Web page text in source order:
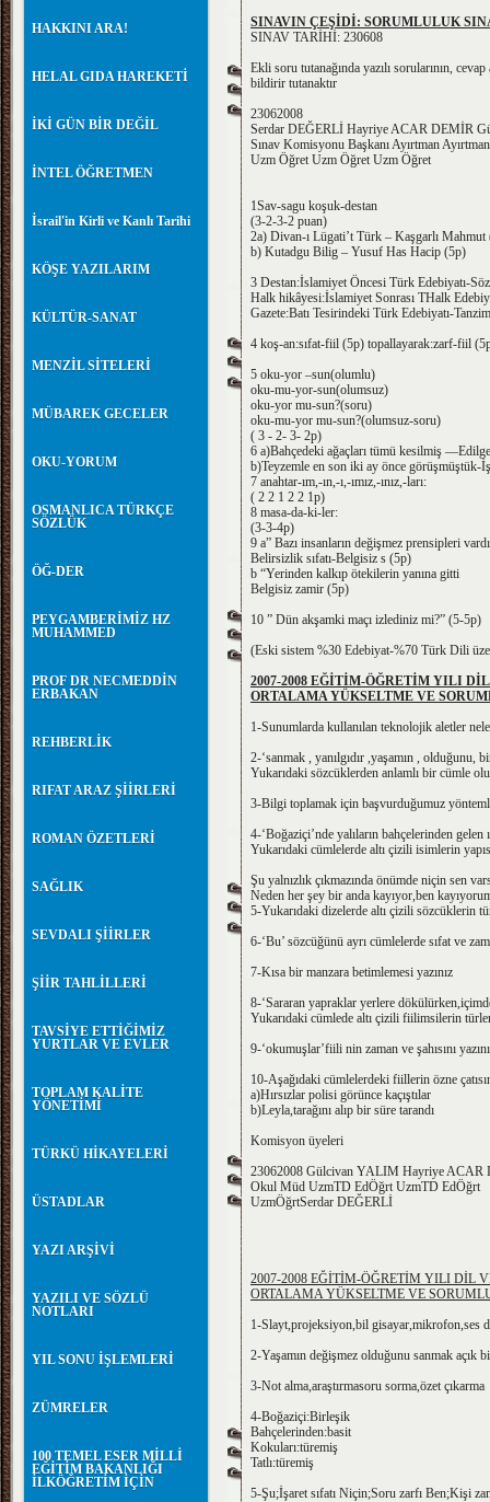
HAKKINI ARA!
HELAL GIDA HAREKETİ
İKİ GÜN BİR DEĞİL
İNTEL ÖĞRETMEN
İsrail'in Kirli ve Kanlı Tarihi
KÖŞE YAZILARIM
KÜLTÜR-SANAT
MENZİL SİTELERİ
MÜBAREK GECELER
OKU-YORUM
OSMANLICA TÜRKÇE
SÖZLÜK
ÖĞ-DER
PEYGAMBERİMİZ HZ
MUHAMMED
PROF DR NECMEDDİN
ERBAKAN
REHBERLİK
RIFAT ARAZ ŞİİRLERİ
ROMAN ÖZETLERİ
SAĞLIK
SEVDALI ŞİİRLER
ŞİİR TAHLİLLERİ
TAVSİYE ETTİĞİMİZ
YURTLAR VE EVLER
TOPLAM KALİTE
YÖNETİMİ
TÜRKÜ HİKAYELERİ
ÜSTADLAR
YAZI ARŞİVİ
YAZILI VE SÖZLÜ
NOTLARI
YIL SONU İŞLEMLERİ
ZÜMRELER
100 TEMEL ESER MİLLİ
EĞİTİM BAKANLIĞI
İLKÖĞRETİM İÇİN
SINAVIN ÇEŞİDİ: SORUMLULUK
SINAV TARİHİ: 230608
Ekli soru tutanağında yazılı sorularının,
bildirir tutanaktır
23062008
Serdar DEĞERLİ Hayriye ACAR DEMİR
Sınav Komisyonu Başkanı Ayırtman Ayırtman
Uzm Öğret Uzm Öğret Uzm Öğret
1Sav-sagu koşuk-destan
(3-2-3-2 puan)
2a) Divan-ı Lügati’t Türk – Kaşgarlı Mahmut
b) Kutadgu Bilig – Yusuf Has Hacip (5p)
3 Destan:İslamiyet Öncesi Türk Edebiyatı-
Halk hikâyesi:İslamiyet Sonrası THalk
Gazete:Batı Tesirindeki Türk Edebiyatı-
4 koş-an:sıfat-fiil (5p) topallayarak:zarf-fiil
5 oku-yor –sun(olumlu)
oku-mu-yor-sun(olumsuz)
oku-yor mu-sun?(soru)
oku-mu-yor mu-sun?(olumsuz-soru)
( 3 - 2- 3- 2p)
6 a)Bahçedeki ağaçları tümü kesilmiş
b)Teyzemle en son iki ay önce görüşmüştük-
7 anahtar-ım,-ın,-ı,-ımız,-ınız,-ları:
( 2 2 1 2 2 1p)
8 masa-da-ki-ler:
(3-3-4p)
9 a” Bazı insanların değişmez prensipleri
Belirsizlik sıfatı-Belgisiz s (5p)
b “Yerinden kalkıp ötekilerin yanına gitti
Belgisiz zamir (5p)
10 ” Dün akşamki maçı izlediniz mi?” (5-5p)
(Eski sistem %30 Edebiyat-%70 Türk Dili
2007-2008 EĞİTİM-ÖĞRETİM YILI
ORTALAMA YÜKSELTME VE
1-Sunumlarda kullanılan teknolojik aletler
2-‘sanmak , yanılgıdır ,yaşamın , olduğunu,
Yukarıdaki sözcüklerden anlamlı bir cümle
3-Bilgi toplamak için başvurduğumuz
4-‘Boğaziçi’nde yalıların bahçelerinden
Yukarıdaki cümlelerde altı çizili isimlerin
Şu yalnızlık çıkmazında önümde niçin sen
Neden her şey bir anda kayıyor,ben
5-Yukarıdaki dizelerde altı çizili sözcüklerin
6-‘Bu’ sözcüğünü ayrı cümlelerde sıfat ve
7-Kısa bir manzara betimlemesi yazınız
8-‘Sararan yapraklar yerlere
Yukarıdaki cümlede altı çizili fiilimsilerin
9-‘okumuşlar’fiili nin zaman ve şahısını
10-Aşağıdaki cümlelerdeki fiillerin özne
a)Hırsızlar polisi görünce kaçıştılar
b)Leyla,tarağını alıp bir süre tarandı
Komisyon üyeleri
23062008 Gülcivan YALIM Hayriye ACAR
Okul Müd UzmTD EdÖğrt UzmTD EdÖğrt
UzmÖğrtSerdar DEĞERLİ
2007-2008 EĞİTİM-ÖĞRETİM YILI DİL
ORTALAMA YÜKSELTME VE
1-Slayt,projeksiyon,bil gisayar,mikrofon,ses
2-Yaşamın değişmez olduğunu sanmak açık
3-Not alma,araştırmasoru sorma,özet çıkarma
4-Boğaziçi:Birleşik
Bahçelerinden:basit
Kokuları:türemiş
Tatlı:türemiş
5-Şu;İşaret sıfatı Niçin;Soru zarfı Ben;Kişi